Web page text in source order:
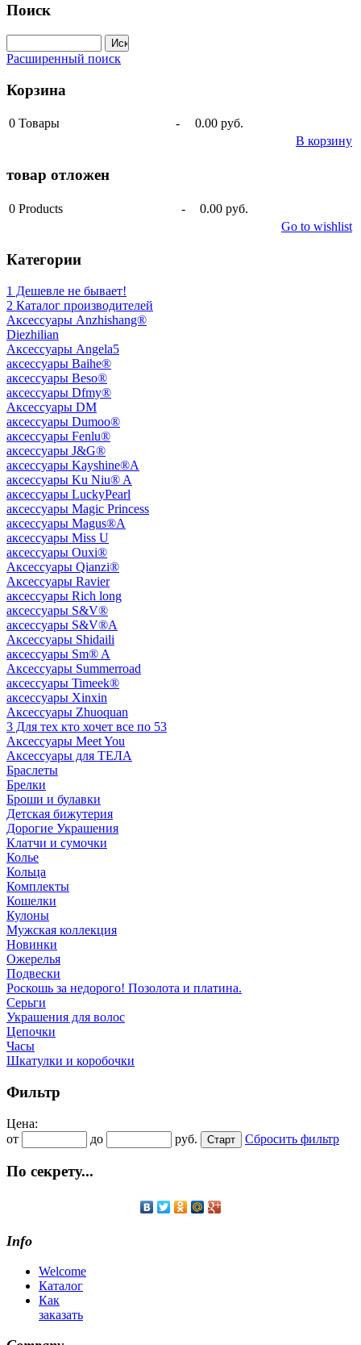
Поиск
Расширенный поиск
Корзина
0 Товары -
0.00 руб.
В корзину
товар отложен
0 Products -
0.00 руб.
Go to wishlist
Категории
1 Дешевле не бывает!
2 Каталог производителей
Aксессуары Anzhishang®
Diezhilian
Аксессуары Angela5
аксессуары Baihe®
аксессуары Beso®
аксессуары Dfmy®
Аксессуары DM
аксессуары Dumoo®
аксессуары Fenlu®
аксессуары J&G®
аксессуары Kayshine®A
аксессуары Ku Niu® A
аксессуары LuckyPearl
аксессуары Magic Princess
аксессуары Magus®A
аксессуары Miss U
аксессуары Ouxi®
Аксессуары Qianzi®
Аксессуары Ravier
аксессуары Rich long
аксессуары S&V®
аксессуары S&V®A
Аксессуары Shidaili
аксессуары Sm® A
Аксессуары Summerroad
аксессуары Timeek®
аксессуары Xinxin
Аксессуары Zhuoquan
3 Для тех кто хочет все по 53
Аксессуары Meet You
Аксессуары для ТЕЛА
Браслеты
Брелки
Броши и булавки
Детская бижутерия
Дорогие Украшения
Клатчи и сумочки
Колье
Кольца
Комплекты
Кошелки
Кулоны
Мужская коллекция
Новинки
Ожерелья
Подвески
Роскошь за недорого! Позолота и платина.
Серьги
Украшения для волос
Цепочки
Часы
Шкатулки и коробочки
Фильтр
Цена:
от
до руб. Сбросить фильтр
По секрету...
Info
Welcome
Каталог
Как
заказать